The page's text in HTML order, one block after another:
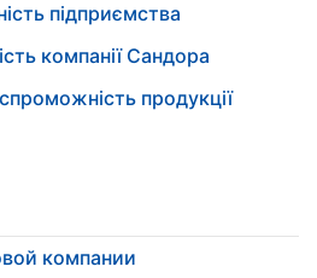
підприємства
компанії Сандора
продукції
компании